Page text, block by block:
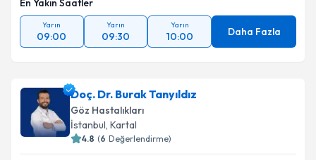
En Yakın Saatler
Yarın
09:00
Yarın
09:30
Yarın
10:00 Daha Fazla
Doç. Dr. Burak Tanyıldız
Göz Hastalıkları
İstanbul, Kartal
4.8 (6 Değerlendirme)